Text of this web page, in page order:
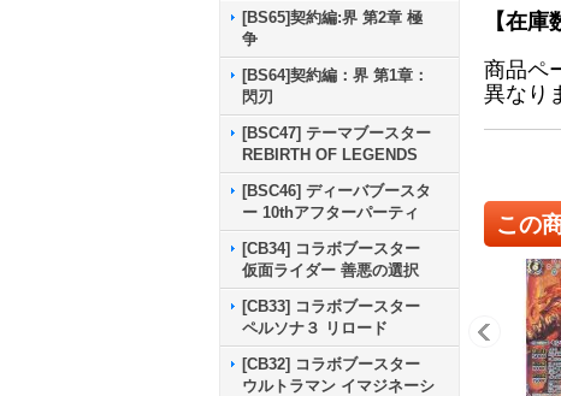
[BS65]契約編:界 第2章 極
争
[BS64]契約編：界 第1章：
閃刃
[BSC47] テーマブースター
REBIRTH OF LEGENDS
[BSC46] ディーバブースタ
ー 10thアフターパーティ
[CB34] コラボブースター
仮面ライダー 善悪の選択
[CB33] コラボブースター
ペルソナ３ リロード
[CB32] コラボブースター
ウルトラマン イマジネーシ
【在庫
商品ペ
異なり
この